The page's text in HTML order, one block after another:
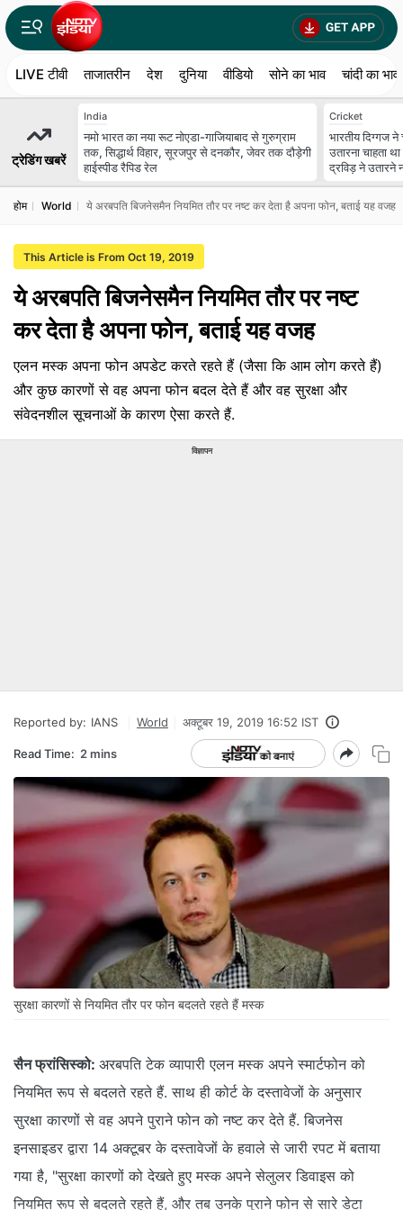
LIVE टीवी ताजातरीन देश दुनिया वीडियो सोने का भाव चांदी का भाव
ट्रेडिंग खबरें
India
नमो भारत का नया रूट नोएडा-गाजियाबाद से गुरुग्राम
तक, सिद्धार्थ विहार, सूरजपुर से दनकौर, जेवर तक दौड़ेगी
हाईस्पीड रैपिड रेल
Cricket
भारतीय दिग्गज ने
उतारना चाहता
द्रविड़ ने उतारने
होम World ये अरबपति बिजनेसमैन नियमित तौर पर नष्ट कर देता है अपना फोन, बताई यह वजह
This Article is From Oct 19, 2019
ये अरबपति बिजनेसमैन नियमित तौर पर नष्ट
कर देता है अपना फोन, बताई यह वजह
एलन मस्क अपना फोन अपडेट करते रहते हैं (जैसा कि आम लोग करते हैं)
और कुछ कारणों से वह अपना फोन बदल देते हैं और वह सुरक्षा और
संवेदनशील सूचनाओं के कारण ऐसा करते हैं.
विज्ञापन
Reported by: IANS World अक्टूबर 19, 2019 16:52 IST
Read Time: 2 mins
सुरक्षा कारणों से नियमित तौर पर फोन बदलते रहते हैं मस्क
सैन फ्रांसिस्को: अरबपति टेक व्यापारी एलन मस्क अपने स्मार्टफोन को
नियमित रूप से बदलते रहते हैं. साथ ही कोर्ट के दस्तावेजों के अनुसार
सुरक्षा कारणों से वह अपने पुराने फोन को नष्ट कर देते हैं. बिजनेस
इनसाइडर द्वारा 14 अक्टूबर के दस्तावेजों के हवाले से जारी रपट में बताया
गया है, "सुरक्षा कारणों को देखते हुए मस्क अपने सेलुलर डिवाइस को
नियमित रूप से बदलते रहते हैं, और तब उनके पुराने फोन से सारे डेटा